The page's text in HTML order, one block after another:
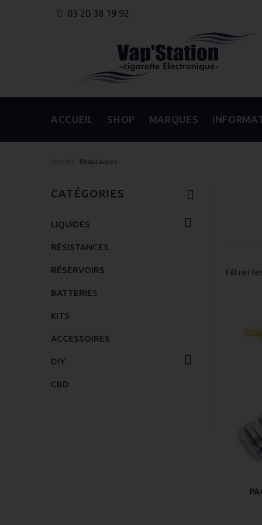
03 20 38 19 92
ACCUEIL SHOP MARQUES
Accueil Résistances
Filtrer
CATÉGORIES
LIQUIDES
RÉSISTANCES
RÉSERVOIRS
BATTERIES
KITS
ACCESSOIRES
DIY
CBD